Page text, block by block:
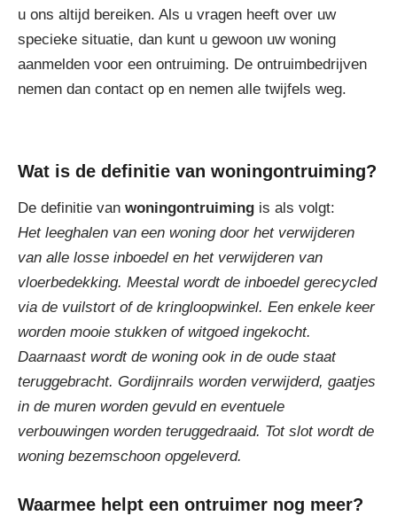
u ons altijd bereiken. Als u vragen heeft over uw
specieke situatie, dan kunt u gewoon uw woning
aanmelden voor een ontruiming. De ontruimbedrijven
nemen dan contact op en nemen alle twijfels weg.
Wat is de definitie van woningontruiming?
De definitie van woningontruiming is als volgt:
Het leeghalen van een woning door het verwijderen
van alle losse inboedel en het verwijderen van
vloerbedekking. Meestal wordt de inboedel gerecycled
via de vuilstort of de kringloopwinkel. Een enkele keer
worden mooie stukken of witgoed ingekocht.
Daarnaast wordt de woning ook in de oude staat
teruggebracht. Gordijnrails worden verwijderd, gaatjes
in de muren worden gevuld en eventuele
verbouwingen worden teruggedraaid. Tot slot wordt de
woning bezemschoon opgeleverd.
Waarmee helpt een ontruimer nog meer?